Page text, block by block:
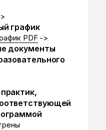
график
PDF->
документы